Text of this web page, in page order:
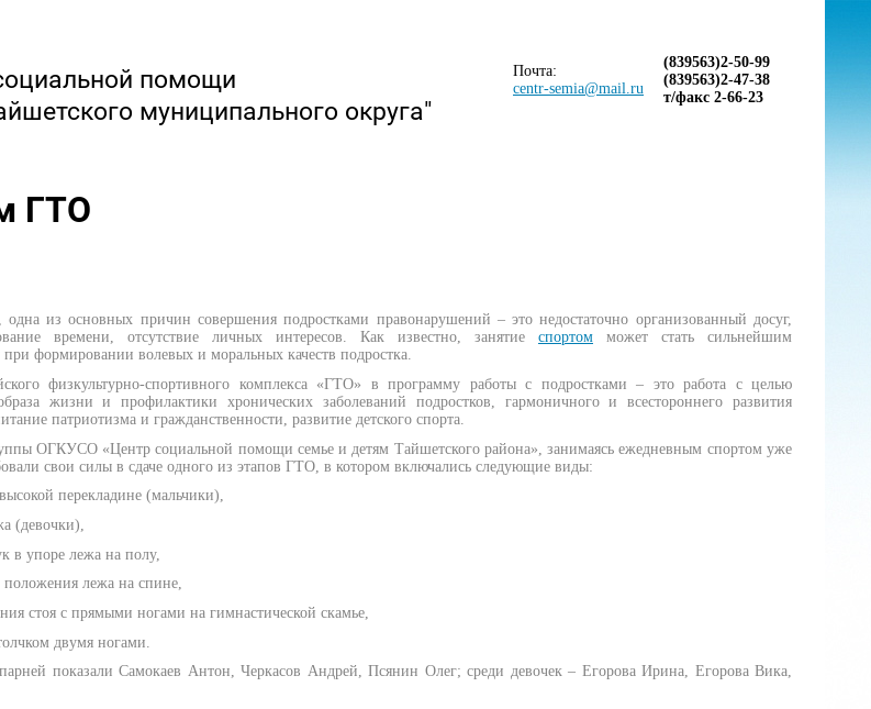
помощи
муниципального округа"
Почта:
centr-semia@mail.ru
(839563)2-50-99
(839563)2-47-38
т/факс 2-66-23
ГТО
из основных причин совершения подростками правонарушений – это недостаточно организованный досуг,
времени, отсутствие личных интересов. Как известно, занятие спортом
может стать сильнейшим
формировании волевых и моральных качеств подростка.
физкультурно-спортивного комплекса «ГТО» в программу работы с подростками – это работа с целью
жизни и профилактики хронических заболеваний подростков, гармоничного и всестороннего развития
патриотизма и гражданственности, развитие детского спорта.
ОГКУСО «Центр социальной помощи семье и детям Тайшетского района», занимаясь ежедневным спортом уже
свои силы в сдаче одного из этапов ГТО, в котором включались следующие виды:
перекладине (мальчики),
(девочки),
в упоре лежа на полу,
лежа на спине,
стоя с прямыми ногами на гимнастической скамье,
двумя ногами.
показали Самокаев Антон, Черкасов Андрей, Псянин Олег; среди девочек – Егорова Ирина, Егорова Вика,